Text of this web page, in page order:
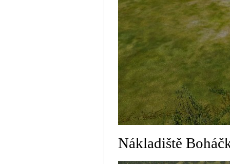
Nákladiště